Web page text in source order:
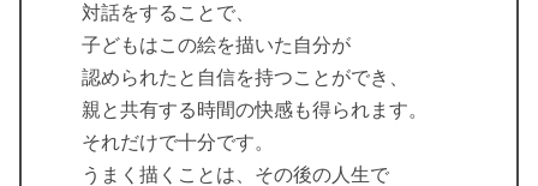
対話をすることで、
子どもはこの絵を描いた自分が
認められたと自信を持つことができ、
親と共有する時間の快感も得られます。
それだけで十分です。
うまく描くことは、その後の人生で